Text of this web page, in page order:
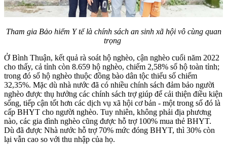
Tham gia Bảo hiểm Y tế là chính sách an sinh xã hội vô cùng quan
trọng
Ở Bình Thuận, kết quả rà soát hộ nghèo, cận nghèo cuối năm 2022
cho thấy, cả tỉnh còn 8.659 hộ nghèo, chiếm 2,58% số hộ toàn tỉnh;
trong đó số hộ nghèo thuộc đồng bào dân tộc thiểu số chiếm
32,35%. Mặc dù nhà nước đã có nhiều chính sách đảm bảo người
nghèo được thụ hưởng các chính sách trợ giúp để cải thiện điều kiện
sống, tiếp cận tốt hơn các dịch vụ xã hội cơ bản - một trong số đó là
cấp BHYT cho người nghèo. Tuy nhiên, không phải địa phương
nào, các gia đình nghèo cũng được hỗ trợ 100% mua thẻ BHYT.
Dù đã được Nhà nước hỗ trợ 70% mức đóng BHYT, thì 30% còn
lại vẫn cao so với thu nhập của họ.